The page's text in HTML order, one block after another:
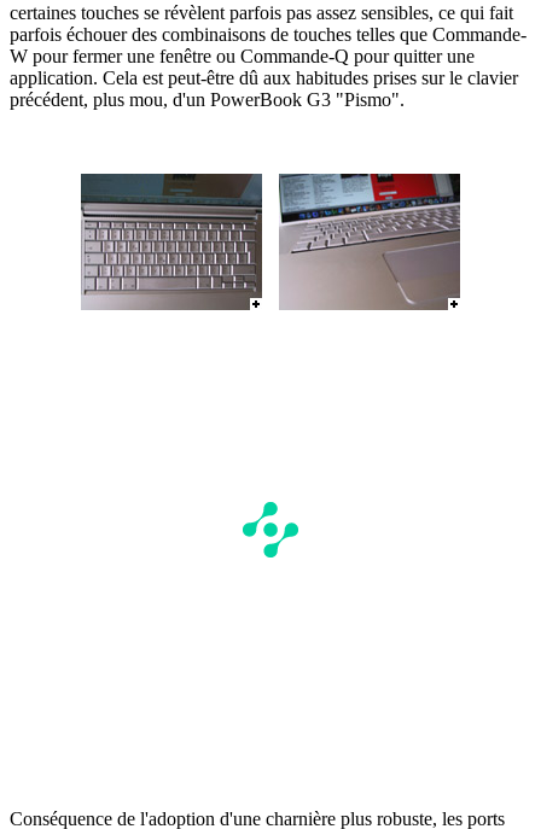
certaines touches se révèlent parfois pas assez sensibles, ce qui fait
parfois échouer des combinaisons de touches telles que Commande-
W pour fermer une fenêtre ou Commande-Q pour quitter une
application. Cela est peut-être dû aux habitudes prises sur le clavier
précédent, plus mou, d'un PowerBook G3 "Pismo".
Conséquence de l'adoption d'une charnière plus robuste, les ports